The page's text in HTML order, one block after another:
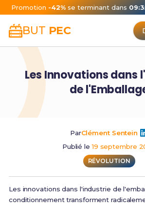
Promotion -42% se terminant dans
BUT PEC
Les Innovations dans
de
ParClément Sentein
Publié le19 septembre
RÉVOLUTION
Les innovations dans l'industrie de
conditionnement transforment